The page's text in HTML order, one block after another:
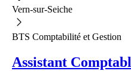
Vern-sur-Seiche
BTS Comptabilité et Gestion
Assistant